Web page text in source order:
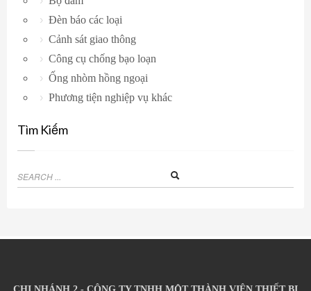
Đèn báo các loại
Cảnh sát giao thông
Công cụ chống bạo loạn
Ống nhòm hồng ngoại
Phương tiện nghiệp vụ khác
Tìm Kiếm